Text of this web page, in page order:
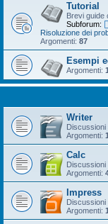
Tutorial
Brevi guide
Subforum:
Risoluzione dei
Argomenti: 87
Esempi
Argomenti:
Writer
Discussioni
Argomenti:
Calc
Discussioni
Argomenti:
Impress
Discussioni
Argomenti: